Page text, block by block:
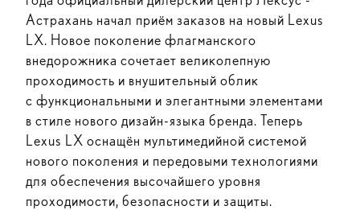
Астрахань начал приём заказов на новый Lexus
LX. Новое поколение флагманского
внедорожника сочетает великолепную
проходимость и внушительный облик
с функциональными и элегантными элементами
в стиле нового дизайн-языка бренда. Теперь
Lexus LX оснащён мультимедийной системой
нового поколения и передовыми технологиями
для обеспечения высочайшего уровня
проходимости, безопасности и защиты.